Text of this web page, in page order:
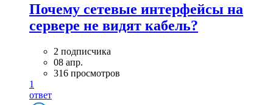
Почему сетевые интерфейсы на
сервере не видят кабель?
2 подписчика
08 апр.
316 просмотров
1
ответ